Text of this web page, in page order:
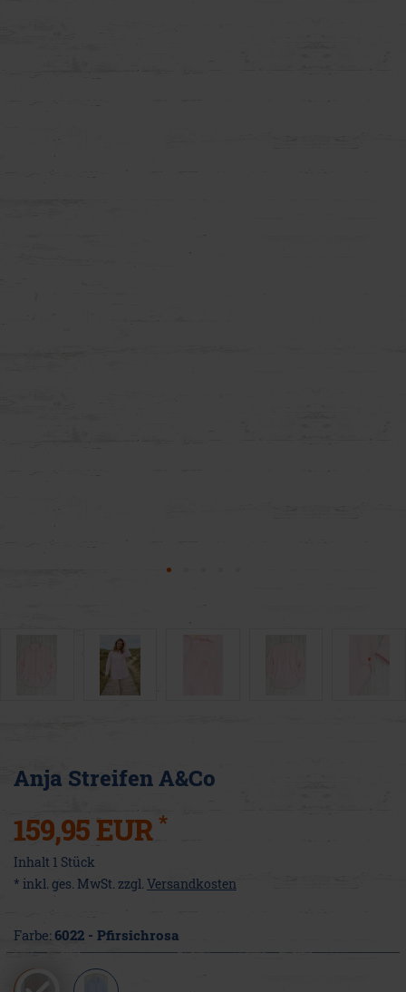
Anja Streifen A&Co
159,95 EUR *
Inhalt 1 Stück
* inkl. ges. MwSt. zzgl. Versandkosten
Farbe: 6022 - Pfirsichrosa